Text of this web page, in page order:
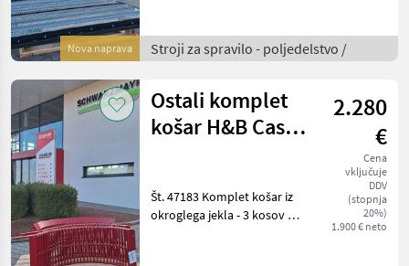
Nova naprava
sito - z 8 kosov čistilnih v
Stroji za spravilo - poljedelstvo /
Ostali komplet
košar H&B Case
2.280
€
Cena
vključuje
DDV
(stopnja
20%)
1.900 € neto
Št. 47183 Komplet košar iz
okroglega jekla - 3 kosov s